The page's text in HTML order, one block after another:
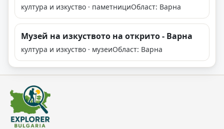
култура и изкуство · паметнициОбласт: Варна
Музей на изкуството на открито - Варна
култура и изкуство · музеиОбласт: Варна